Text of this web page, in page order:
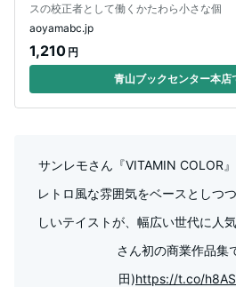
スの校正者として働くかたわら小さな個
aoyamabc.jp
1,210 円
青山ブックセンター本店
サンレモさん『VITAMIN COLOR
レトロ風な雰囲気をベースとしつ
しいテイストが、幅広い世代に人
さん初の商業作品集
田)https://t.co/